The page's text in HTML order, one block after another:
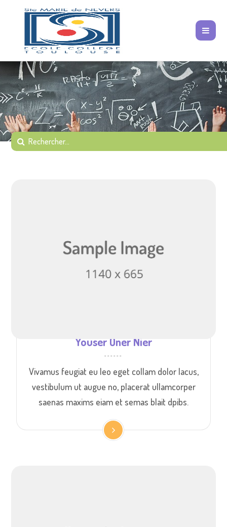
Youser Oner Nier
Vivamus feugiat eu leo eget collam dolor lacus,
vestibulum ut augue no, placerat ullamcorper
saenas maxims eiam et semas blait dpibs.